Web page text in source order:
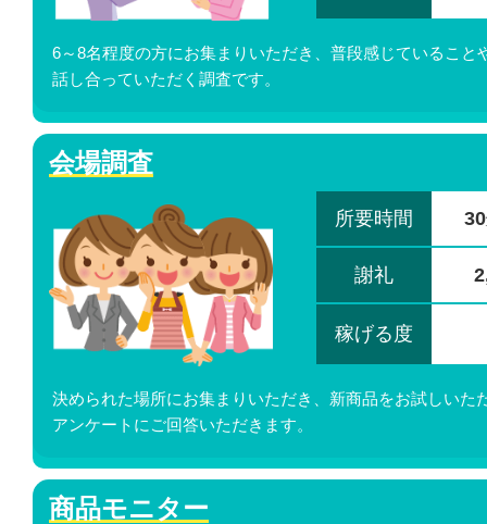
6～8名程度の方にお集まりいただき、普段感じていること
話し合っていただく調査です。
会場調査
所要時間
謝礼
稼げる度
決められた場所にお集まりいただき、新商品をお試しいた
アンケートにご回答いただきます。
商品モニター